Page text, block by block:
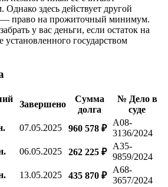
здесь действует другой
право на прожиточный минимум.
у вас деньги, если остаток на
установленного государством
Завершено
Сумма
долга
№ Дело в
суде
07.05.2025 960 578 ₽
А08-
3136/2024
06.05.2025 262 225 ₽
А35-
9859/2024
13.05.2025 435 870 ₽
А68-
3657/2024